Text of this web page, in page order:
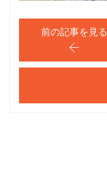
前の記事を見る